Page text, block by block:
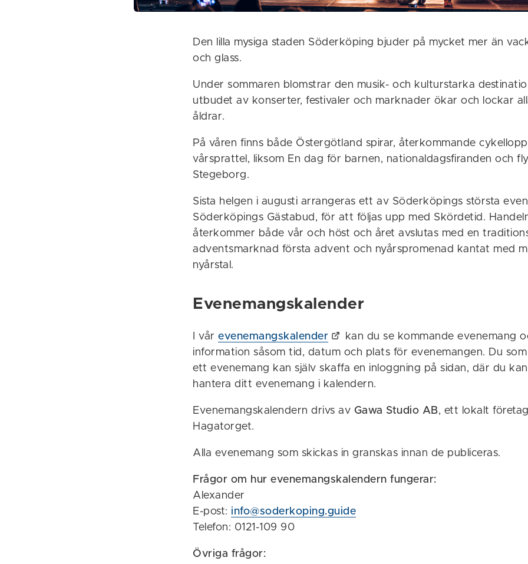
Den lilla mysiga staden Söderköping bjuder på mycket mer än
och glass.
Under sommaren blomstrar den musik- och kulturstarka
utbudet av konserter, festivaler och marknader ökar och lockar
åldrar.
På våren finns både Östergötland spirar, återkommande
vårsprattel, liksom En dag för barnen, nationaldagsfiranden och
Stegeborg.
Sista helgen i augusti arrangeras ett av Söderköpings största
Söderköpings Gästabud, för att följas upp med Skördetid.
återkommer både vår och höst och året avslutas med en
adventsmarknad första advent och nyårspromenad kantat med
nyårstal.
Evenemangskalender
I vår evenemangskalender
kan du se kommande evenemang
information såsom tid, datum och plats för evenemangen. Du
ett evenemang kan själv skaffa en inloggning på sidan, där du
hantera ditt evenemang i kalendern.
Evenemangskalendern drivs av Gawa Studio AB, ett lokalt
Hagatorget.
Alla evenemang som skickas in granskas innan de publiceras.
Frågor om hur evenemangskalendern fungerar:
Alexander
E-post: info@soderkoping.guide
Telefon: 0121-109 90
Övriga frågor: